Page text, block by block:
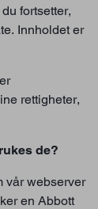
fortsetter,
Innholdet er
rettigheter,
de?
vår webserver
en Abbott